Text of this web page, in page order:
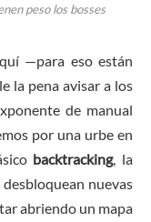
peso los bosses
—para eso están
la pena avisar a los
de manual
por una urbe en
backtracking, la
nuevas
abriendo un mapa